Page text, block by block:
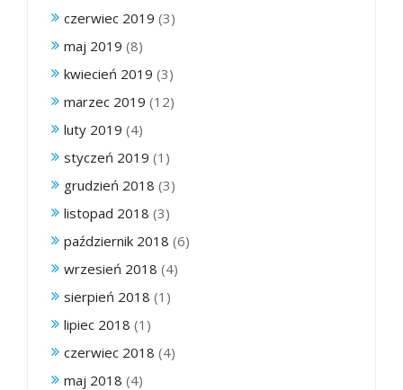
czerwiec 2019 (3)
maj 2019 (8)
kwiecień 2019 (3)
marzec 2019 (12)
luty 2019 (4)
styczeń 2019 (1)
grudzień 2018 (3)
listopad 2018 (3)
październik 2018 (6)
wrzesień 2018 (4)
sierpień 2018 (1)
lipiec 2018 (1)
czerwiec 2018 (4)
maj 2018 (4)